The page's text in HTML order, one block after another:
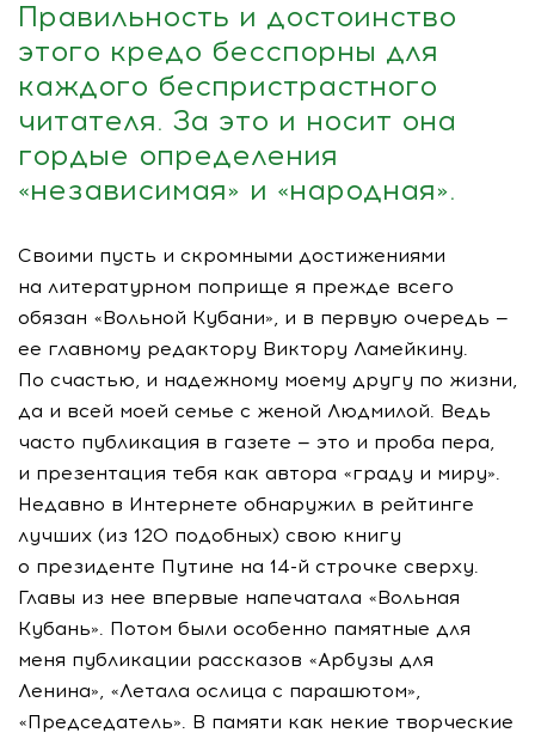
Правильность и достоинство
этого кредо бесспорны для
каждого беспристрастного
читателя. За это и носит она
гордые определения
«независимая» и «народная».
Своими пусть и скромными достижениями
на литературном поприще я прежде всего
обязан «Вольной Кубани», и в первую очередь —
ее главному редактору Виктору Ламейкину.
По счастью, и надежному моему другу по жизни,
да и всей моей семье с женой Людмилой. Ведь
часто публикация в газете — это и проба пера,
и презентация тебя как автора «граду и миру».
Недавно в Интернете обнаружил в рейтинге
лучших (из 120 подобных) свою книгу
о президенте Путине на 14-й строчке сверху.
Главы из нее впервые напечатала «Вольная
Кубань». Потом были особенно памятные для
меня публикации рассказов «Арбузы для
Ленина», «Летала ослица с парашютом»,
«Председатель». В памяти как некие творческие